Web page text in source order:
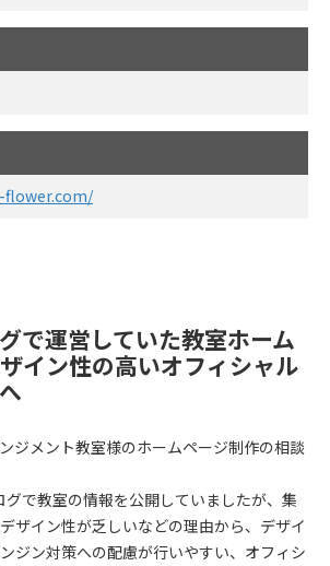
で運営していた教室ホーム
イン性の高いオフィシャル
ジメント教室様のホームページ制作の相談
で教室の情報を公開していましたが、集
ザイン性が乏しいなどの理由から、デザイ
ジン対策への配慮が行いやすい、オフィシ